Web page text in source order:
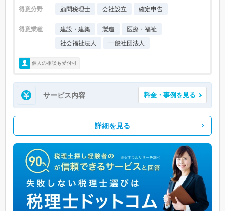
得意分野 顧問税理士 会社設立 確定申告
得意業種 建設・建築 製造
医療・福祉
社会福祉法人
一般社団法人
個人の相談も受付可
サービス内容 料金・事例を見る
詳細を見る